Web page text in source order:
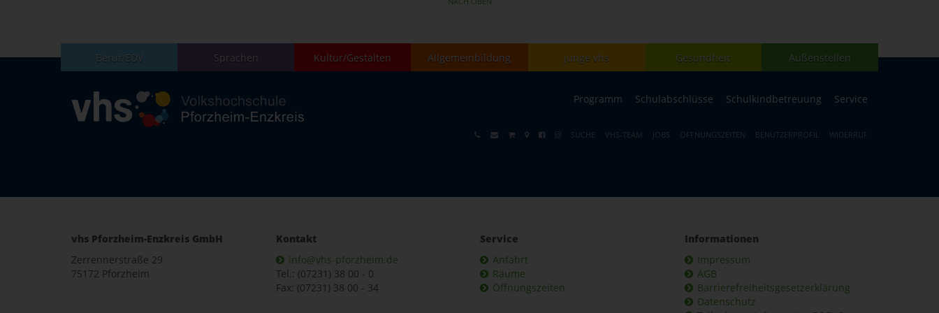
Beruf/EDV Sprachen Kultur/Gestalten Allgemeinbildung junge vhs Gesundheit Außenstellen
Programm Schulabschlüsse Schulkindbetreuung Service
SUCHE VHS-TEAM JOBS ÖFFNUNGSZEITEN BENUTZERPROFIL WIDERRUF
vhs Pforzheim-Enzkreis GmbH
Zerrennerstraße 29
75172 Pforzheim
Kontakt
info@vhs-pforzheim.de
Tel.: (07231) 38 00 - 0
Fax: (07231) 38 00 - 34
Service
Anfahrt
Räume
Öffnungszeiten
Informationen
Impressum
AGB
Barrierefreiheitsgesetzerklärung
Datenschutz